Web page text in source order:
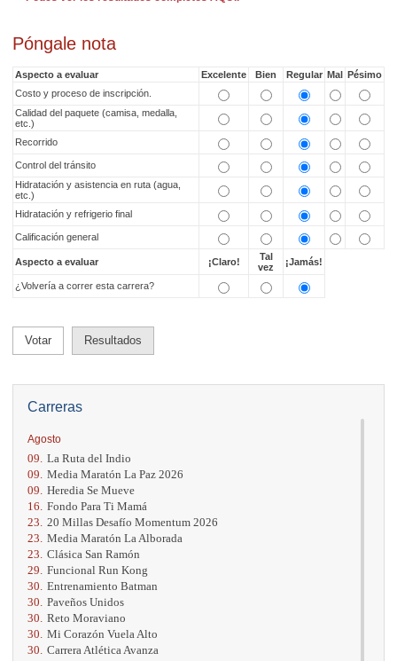
Carreras
Agosto
09. La Ruta del Indio
09. Media Maratón La Paz 2026
09. Heredia Se Mueve
16. Fondo Para Ti Mamá
23. 20 Millas Desafío Momentum 2026
23. Media Maratón La Alborada
23. Clásica San Ramón
29. Funcional Run Kong
30. Entrenamiento Batman
30. Paveños Unidos
30. Reto Moraviano
30. Mi Corazón Vuela Alto
30. Carrera Atlética Avanza
Póngale nota
Aspecto a evaluar Excelente Bien Regular Mal Pésimo
Costo y proceso de inscripción.
Calidad del paquete (camisa, medalla,
etc.)
Recorrido
Control del tránsito
Hidratación y asistencia en ruta (agua,
etc.)
Hidratación y refrigerio final
Calificación general
Aspecto a evaluar ¡Claro!
Tal
vez
¡Jamás!
¿Volvería a correr esta carrera?
Votar Resultados